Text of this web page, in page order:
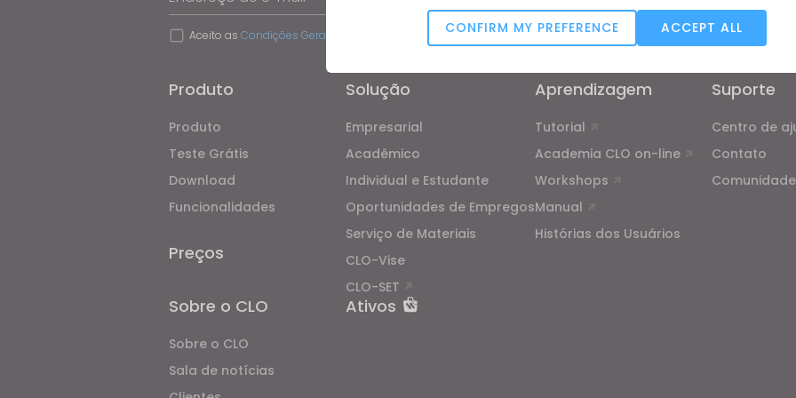
Aceito as Condições Gerais de Utilização Condições Adicionais do CLOe aPolítica de Privacidade.
Produto
Produto
Teste Grátis
Download
Funcionalidades
Preços
Solução
Empresarial
Acadêmico
Individual e Estudante
Oportunidades de Empregos
Serviço de Materiais
CLO-Vise
CLO-SET
Aprendizagem
Tutorial
Academia CLO on-line
Workshops
Manual
Histórias dos Usuários
Suporte
Centro de
Contato
Comunidade
Sobre o CLO
Sobre o CLO
Sala de notícias
Ativos
Targeting
CONFIRM MY PREFERENCE ACCEPT ALL